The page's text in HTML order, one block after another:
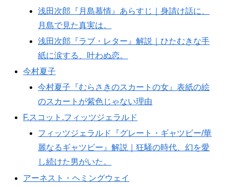
浅田次郎『月島慕情』あらすじ｜身請け話に、
月島で見た真実は。
浅田次郎『ラブ・レター』解説｜ひたむきな手
紙に涙する、叶わぬ恋。
今村夏子
今村夏子『むらさきのスカートの女』表紙の絵
のスカートが紫色じゃない理由
F.スコット.フィッツジェラルド
フィッツジェラルド『グレート・ギャツビー/華
麗なるギャツビー』解説｜狂騒の時代、幻を愛
し続けた男がいた。
アーネスト・ヘミングウェイ